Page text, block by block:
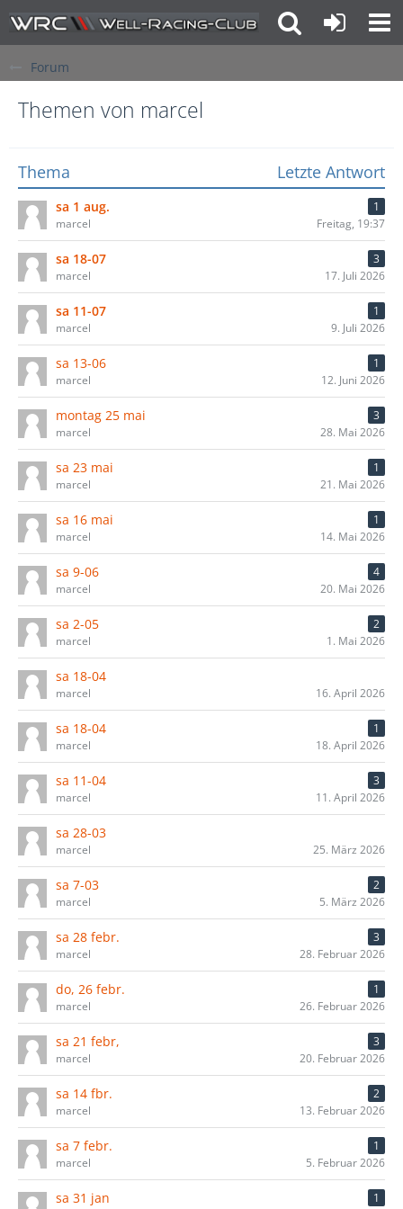
Forum
Themen von marcel
Thema Letzte Antwort
sa 1 aug.
1
marcel
Freitag, 19:37
sa 18-07
3
marcel
17. Juli 2026
sa 11-07
1
marcel
9. Juli 2026
sa 13-06
1
marcel
12. Juni 2026
montag 25 mai
3
marcel
28. Mai 2026
sa 23 mai
1
marcel
21. Mai 2026
sa 16 mai
1
marcel
14. Mai 2026
sa 9-06
4
marcel
20. Mai 2026
sa 2-05
2
marcel
1. Mai 2026
sa 18-04
marcel 16. April 2026
sa 18-04
1
marcel
18. April 2026
sa 11-04
3
marcel
11. April 2026
sa 28-03
marcel 25. März 2026
sa 7-03
2
marcel
5. März 2026
sa 28 febr.
3
marcel
28. Februar 2026
do, 26 febr.
1
marcel
26. Februar 2026
sa 21 febr,
3
marcel
20. Februar 2026
sa 14 fbr.
2
marcel
13. Februar 2026
sa 7 febr.
1
marcel
5. Februar 2026
sa 31 jan
1